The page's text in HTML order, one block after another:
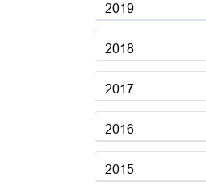
2019
2018
2017
2016
2015